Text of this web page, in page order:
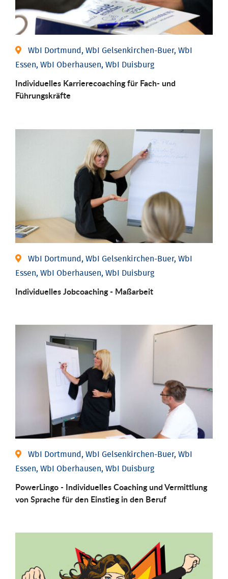
WbI Dortmund, WbI Gelsenkirchen-Buer, WbI
Essen, WbI Oberhausen, WbI Duisburg
Individu­elles Karrierecoaching für Fach-­ und
Führungs­kräfte
WbI Dortmund, WbI Gelsenkirchen-Buer, WbI
Essen, WbI Oberhausen, WbI Duisburg
Individu­elles Job­coaching - Maßarbeit
WbI Dortmund, WbI Gelsenkirchen-Buer, WbI
Essen, WbI Oberhausen, WbI Duisburg
PowerLingo - Individuelles Coaching und Vermittlung
von Sprache für den Einstieg in den Beruf